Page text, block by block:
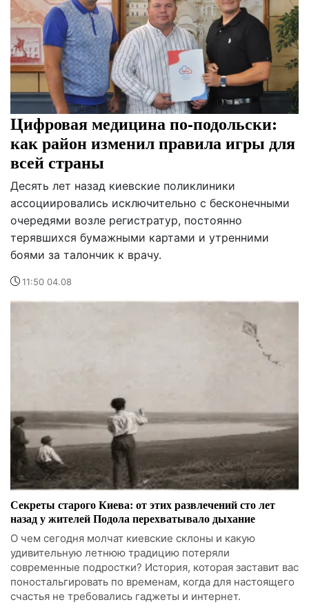
Цифровая медицина по-подольски:
как район изменил правила игры для
всей страны
Десять лет назад киевские поликлиники
ассоциировались исключительно с бесконечными
очередями возле регистратур, постоянно
терявшихся бумажными картами и утренними
боями за талончик к врачу.
11:50 04.08
Секреты старого Киева: от этих развлечений сто лет
назад у жителей Подола перехватывало дыхание
О чем сегодня молчат киевские склоны и какую
удивительную летнюю традицию потеряли
современные подростки? История, которая заставит вас
поностальгировать по временам, когда для настоящего
счастья не требовались гаджеты и интернет.